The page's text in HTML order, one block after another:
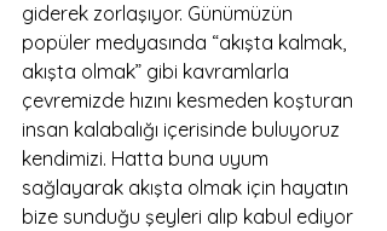
giderek zorlaşıyor. Günümüzün
popüler medyasında “akışta kalmak,
akışta olmak” gibi kavramlarla
çevremizde hızını kesmeden koşturan
insan kalabalığı içerisinde buluyoruz
kendimizi. Hatta buna uyum
sağlayarak akışta olmak için hayatın
bize sunduğu şeyleri alıp kabul ediyor